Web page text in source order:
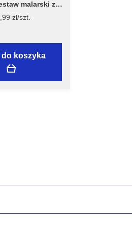
malarski z
10 cm, model
– Flügger
zł/szt.
do koszyka